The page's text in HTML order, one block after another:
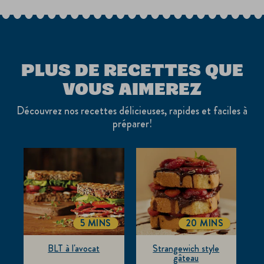
PLUS DE RECETTES QUE
VOUS AIMEREZ
Découvrez nos recettes délicieuses, rapides et faciles à
préparer!
BLT à l'avocat
TOTALTIME
5 MINS
Strangewich style
gâteau
TOTALTIME
20 MINS